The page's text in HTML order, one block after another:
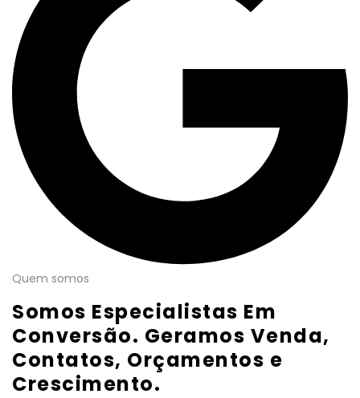
Quem somos
Somos Especialistas Em
Conversão. Geramos Venda,
Contatos, Orçamentos e
Crescimento.